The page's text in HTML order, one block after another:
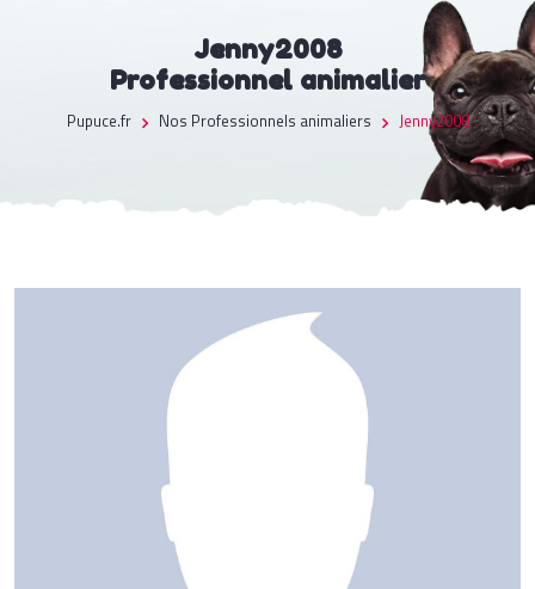
Jenny2008
Professionnel animalier
Pupuce.fr Nos Professionnels animaliers Jenny2008